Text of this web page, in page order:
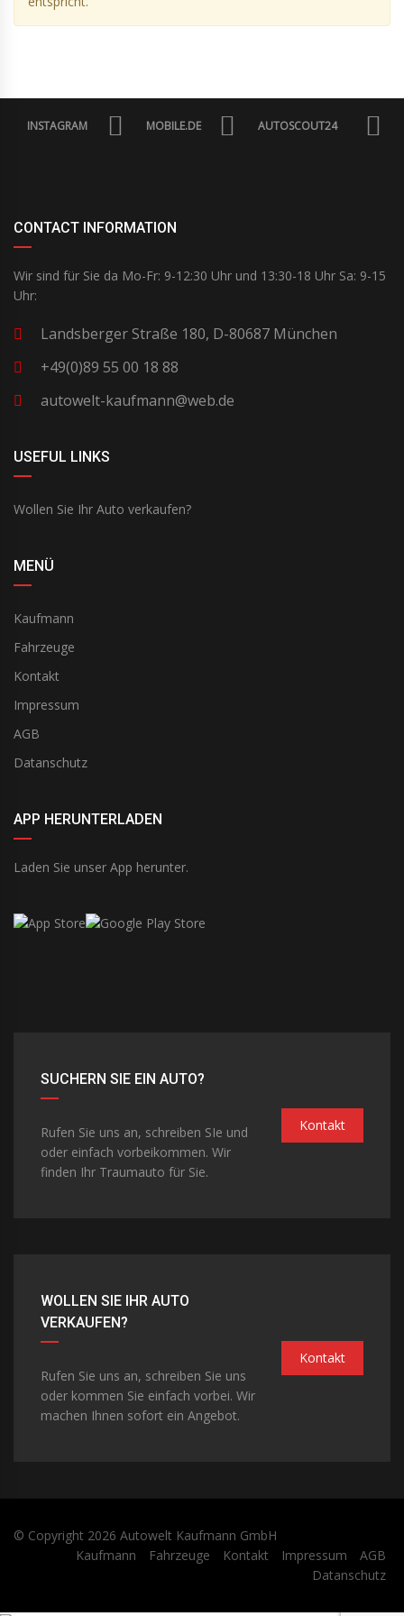
INSTAGRAM MOBILE.DE AUTOSCOUT24
CONTACT INFORMATION
Wir sind für Sie da Mo-Fr: 9-12:30 Uhr und 13:30-18 Uhr Sa: 9-15
Uhr:
Landsberger Straße 180, D-80687 München
+49(0)89 55 00 18 88
autowelt-kaufmann@web.de
USEFUL LINKS
Wollen Sie Ihr Auto verkaufen?
MENÜ
Kaufmann
Fahrzeuge
Kontakt
Impressum
AGB
Datanschutz
APP HERUNTERLADEN
Laden Sie unser App herunter.
SUCHERN SIE EIN AUTO?
Rufen Sie uns an, schreiben SIe und
oder einfach vorbeikommen. Wir
finden Ihr Traumauto für Sie.
Kontakt
WOLLEN SIE IHR AUTO
VERKAUFEN?
Rufen Sie uns an, schreiben Sie uns
oder kommen Sie einfach vorbei. Wir
machen Ihnen sofort ein Angebot.
Kontakt
© Copyright 2026 Autowelt Kaufmann GmbH
Kaufmann
Fahrzeuge Kontakt Impressum
AGB
Datanschutz